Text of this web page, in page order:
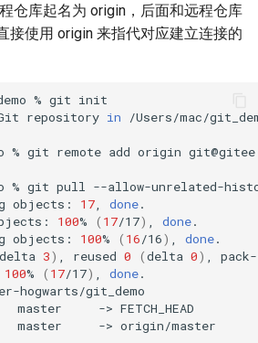
仓库起名为 origin，后面和远程仓库
接使用 origin 来指代对应建立连接的
% git init
repository in /Users/mac/
% git remote add origin
% git pull --allow-unrelated-
objects: 17, done.
100% ( 17/17) , done.
objects: 100% ( 16/16) , done.
delta 3) , reused 0 (delta 0) ,
100% ( 17/17) , done.
master ->
master ->